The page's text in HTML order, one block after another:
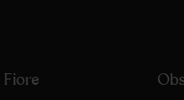
Fiore